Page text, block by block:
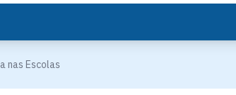
nas Escolas